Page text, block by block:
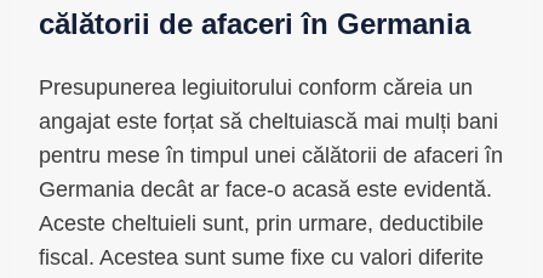
călătorii de afaceri în Germania
Presupunerea legiuitorului conform căreia un
angajat este forțat să cheltuiască mai mulți bani
pentru mese în timpul unei călătorii de afaceri în
Germania decât ar face-o acasă este evidentă.
Aceste cheltuieli sunt, prin urmare, deductibile
fiscal. Acestea sunt sume fixe cu valori diferite